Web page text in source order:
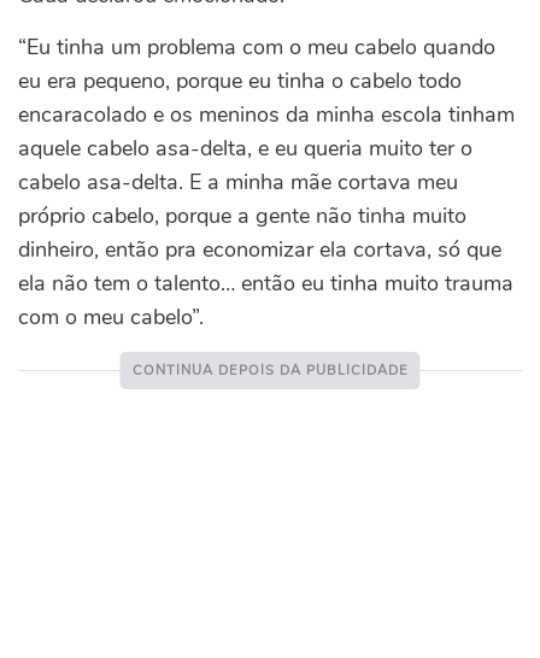
“Eu tinha um problema com o meu cabelo quando
eu era pequeno, porque eu tinha o cabelo todo
encaracolado e os meninos da minha escola tinham
aquele cabelo asa-delta, e eu queria muito ter o
cabelo asa-delta. E a minha mãe cortava meu
próprio cabelo, porque a gente não tinha muito
dinheiro, então pra economizar ela cortava, só que
ela não tem o talento… então eu tinha muito trauma
com o meu cabelo”.